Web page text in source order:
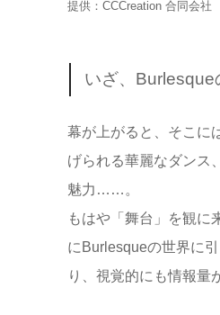
提供：CCCreation 合同会社
いざ、Burlesque
幕が上がると、そこに
げられる華麗なダンス
魅力……。
もはや「舞台」を観に
にBurlesqueの世界に
り、視覚的にも情報量